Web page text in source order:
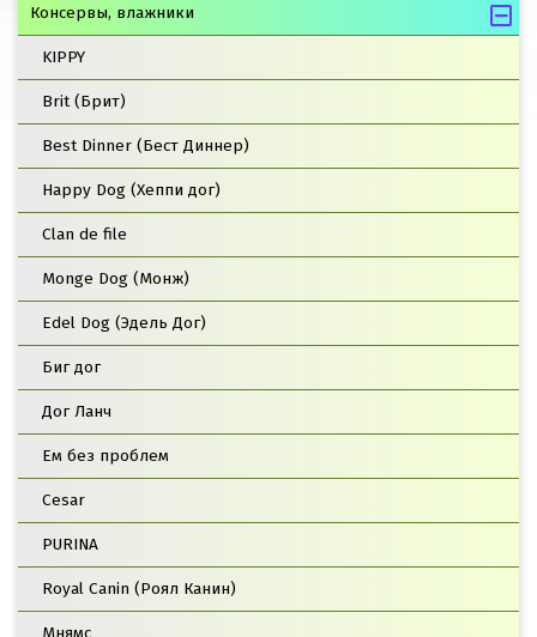
Консервы, влажники
KIPPY
Brit (Брит)
Best Dinner (Бест Диннер)
Happy Dog (Хеппи дог)
Clan de file
Monge Dog (Монж)
Edel Dog (Эдель Дог)
Биг дог
Дог Ланч
Ем без проблем
Cesar
PURINA
Royal Canin (Роял Канин)
Мнямс